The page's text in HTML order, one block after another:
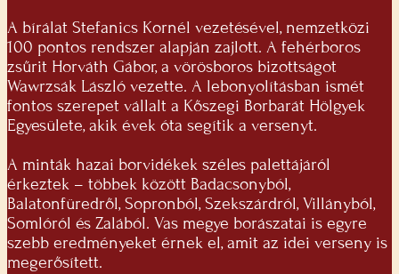
A bírálat Stefanics Kornél vezetésével, nemzetközi
100 pontos rendszer alapján zajlott. A fehérboros
zsűrit Horváth Gábor, a vörösboros bizottságot
Wawrzsák László vezette. A lebonyolításban ismét
fontos szerepet vállalt a Kőszegi Borbarát Hölgyek
Egyesülete, akik évek óta segítik a versenyt.
A minták hazai borvidékek széles palettájáról
érkeztek – többek között Badacsonyból,
Balatonfüredről, Sopronból, Szekszárdról, Villányból,
Somlóról és Zalából. Vas megye borászatai is egyre
szebb eredményeket érnek el, amit az idei verseny is
megerősített.